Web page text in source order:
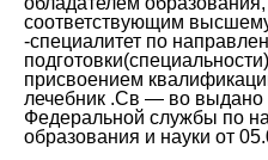
соответствующим
-специалитет по
присвоением
лечебник .Св — во
Федеральной службы по
образования и науки от